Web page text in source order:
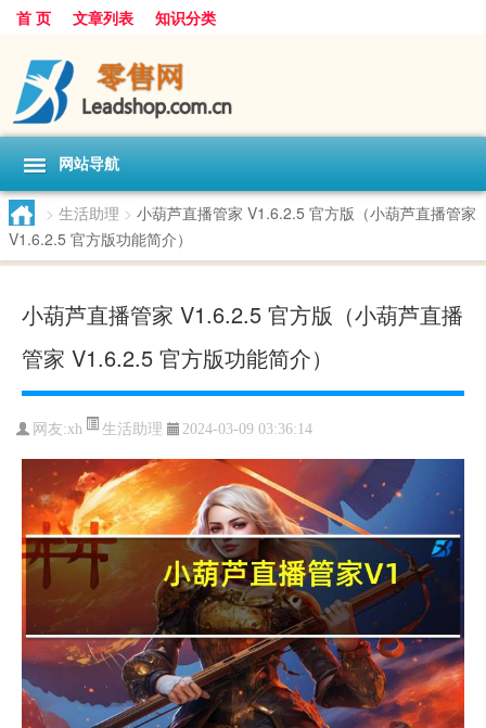
首 页 文章列表 知识分类
网站导航
> 生活助理 > 小葫芦直播管家 V1.6.2.5 官方版（小葫芦直播管家
V1.6.2.5 官方版功能简介）
小葫芦直播管家 V1.6.2.5 官方版（小葫芦直播
管家 V1.6.2.5 官方版功能简介）
网友:xh 生活助理 2024-03-09 03:36:14